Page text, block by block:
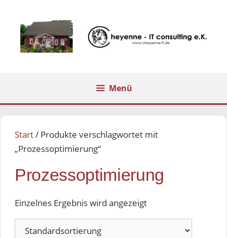
springen
Menü
Start/ Produkte verschlagwortet mit
„Prozessoptimierung“
Prozessoptimierung
Einzelnes Ergebnis wird angezeigt